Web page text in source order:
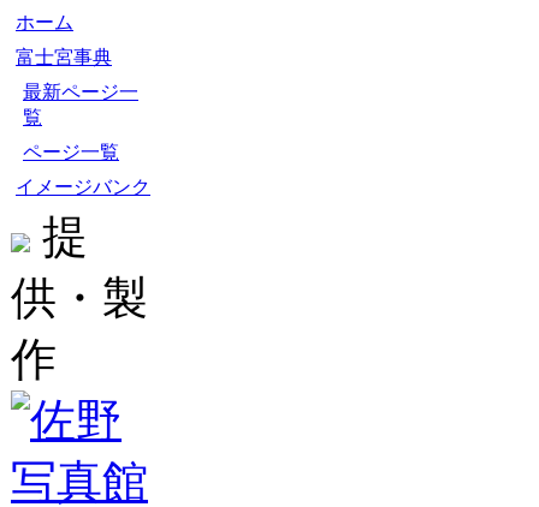
ホーム
富士宮事典
最新ページ一
覧
ページ一覧
イメージバンク
提
供・製
作